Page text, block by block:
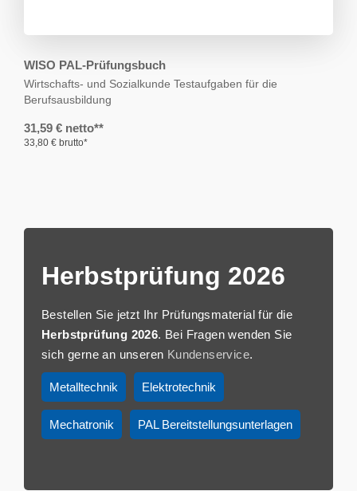
WISO PAL-Prüfungsbuch
Wirtschafts- und Sozialkunde Testaufgaben für die
Berufsausbildung
31,59 € netto**
33,80 € brutto*
Herbstprüfung 2026
Bestellen Sie jetzt Ihr Prüfungsmaterial für die
Herbstprüfung 2026. Bei Fragen wenden Sie
sich gerne an unseren Kundenservice.
Metalltechnik Elektrotechnik
Mechatronik PAL Bereitstellungsunterlagen